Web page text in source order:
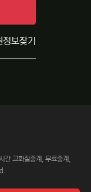
정보찾기
고화질중계, 무료중계,